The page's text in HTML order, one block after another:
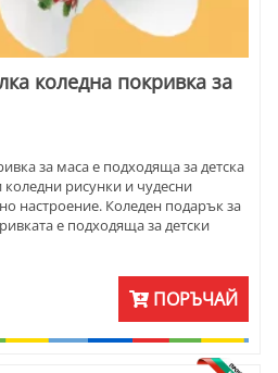
коледна покривка за
за маса е подходяща за детска
рисунки и чудесни
настроение. Коледен подарък за
е подходяща за детски
ПОРЪЧАЙ